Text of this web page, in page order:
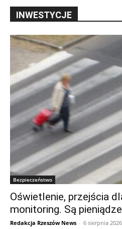
INWESTYCJE
Bezpieczeństwo
Oświetlenie, przejścia
monitoring. Są
Redakcja Rzeszów News - 6 sierpnia